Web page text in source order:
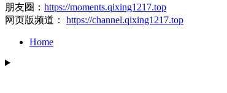
朋友圈： https://moments.qixing1217.top
网页版频道： https://channel.qixing1217.top
Home